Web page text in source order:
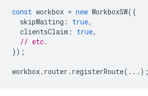
const workbox = new WorkboxSW({
skipWaiting : true,
clientsClaim : true,
// etc.
});
workbox. router . registerRoute(...);